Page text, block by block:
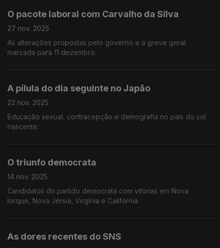
O pacote laboral com Carvalho da Silva
27 nov. 2025
As alterações propostas pelo governo e a greve geral
marcada para 11 dezembro.
A pílula do dia seguinte no Japão
22 nov. 2025
Educação sexual, contracepção e demografia no país do sol
nascente.
O triunfo democrata
14 nov. 2025
Candidatos do partido democrata com vitórias em Nova
Iorque, Nova Jérsia, Virgínia e Califórnia
As dores recentes do SNS